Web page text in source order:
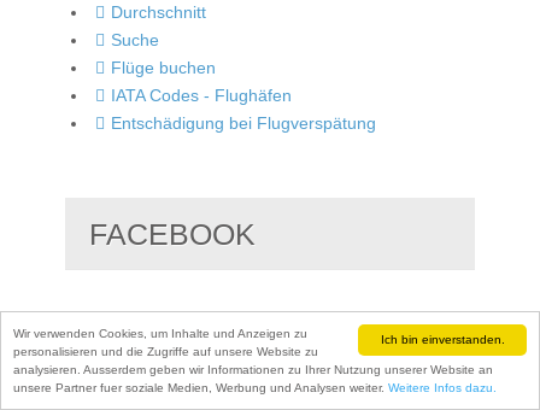
Ich bin einverstanden.
Wir verwenden Cookies, um Inhalte und Anzeigen zu
personalisieren und die Zugriffe auf unsere Website zu
analysieren. Ausserdem geben wir Informationen zu Ihrer Nutzung unserer Website an
unsere Partner fuer soziale Medien, Werbung und Analysen weiter. Weitere Infos dazu.
Durchschnitt
Suche
Flüge buchen
IATA Codes - Flughäfen
Entschädigung bei Flugverspätung
FACEBOOK
https://www.facebook.com/airline.bewertungen/
Startseite